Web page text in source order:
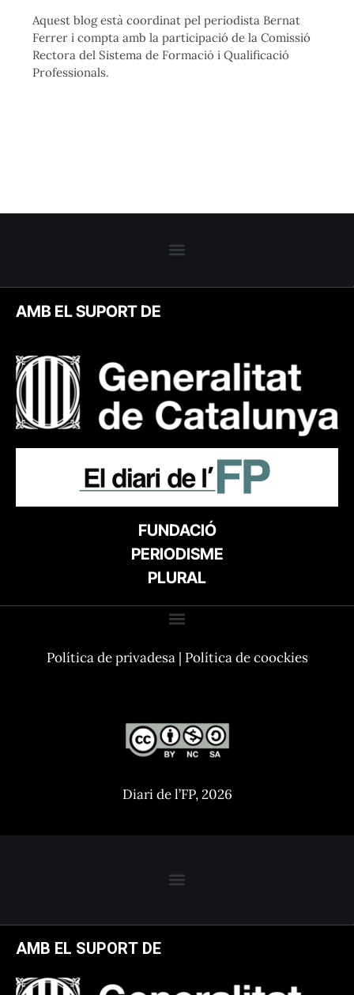
Aquest blog està coordinat pel periodista Bernat
Ferrer i compta amb la participació de la Comissió
Rectora del Sistema de Formació i Qualificació
Professionals.
AMB EL SUPORT DE
FUNDACIÓ
PERIODISME
PLURAL
Política de privadesa| Política de coockies
Diari de l’FP, 2026
AMB EL SUPORT DE